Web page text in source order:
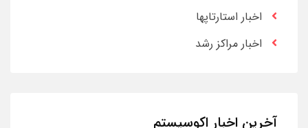
اخبار استارتاپها
اخبار مراکز رشد
آخرین اخبار اکوسیستم